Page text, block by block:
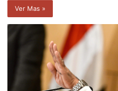
Ver Mas »